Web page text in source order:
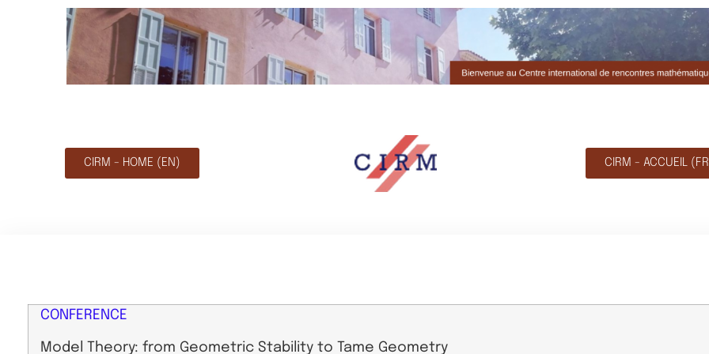
CIRM - HOME (EN) CIRM - ACCUEIL
CONFERENCE
Model Theory: from Geometric Stability to Tame Geometry